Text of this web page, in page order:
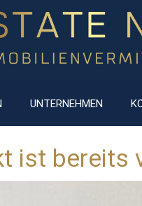
UNTERNEHMEN
ist bereits